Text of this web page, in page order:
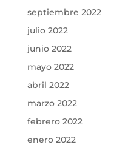
septiembre 2022
julio 2022
junio 2022
mayo 2022
abril 2022
marzo 2022
febrero 2022
enero 2022